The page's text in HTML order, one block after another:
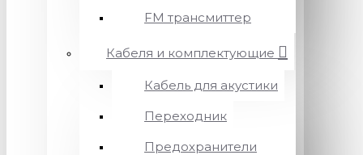
FM трансмиттер
Кабеля и комплектующие
Кабель для акустики
Переходник
Предохранители